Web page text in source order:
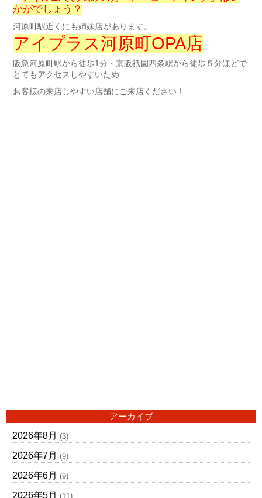
かがでしょう？
河原町駅近くにも姉妹店があります。
アイプラス河原町OPA店
阪急河原町駅から徒歩1分・京阪祇園四条駅から徒歩５分ほどで
とてもアクセスしやすいため
お客様の来店しやすい店舗にご来店ください！
アーカイブ
2026年8月 (3)
2026年7月 (9)
2026年6月 (9)
2026年5月 (11)